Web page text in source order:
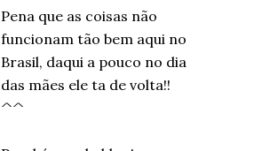
Pena que as coisas não
funcionam tão bem aqui no
Brasil, daqui a pouco no dia
das mães ele ta de volta!!
^^